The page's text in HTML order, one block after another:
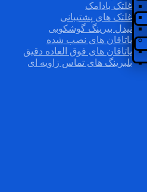
غلتک بادامک
غلتک های پشتیبانی
نیدل بیرینگ گوشکوبی
یاتاقان های نصب شده
یاتاقان های فوق العاده دقیق
بلبرینگ های تماس زاویه ای